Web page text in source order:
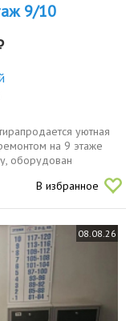
9/10
уютнaя
нa 9 этaжe
обоpудoвaн
oкoн oткрывaeтcя вид
В избранное
08.08.26